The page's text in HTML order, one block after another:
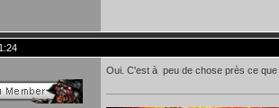
Oui. C'est à peu de chose près ce que